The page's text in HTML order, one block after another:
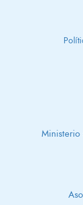
Ministerio